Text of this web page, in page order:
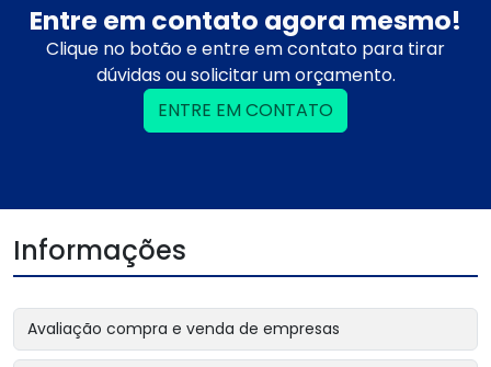
Entre em contato agora mesmo!
Clique no botão e entre em contato para tirar
dúvidas ou solicitar um orçamento.
ENTRE EM CONTATO
Informações
Avaliação compra e venda de empresas